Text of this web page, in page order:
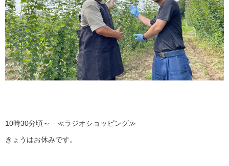
10時30分頃～ ≪ラジオショッピング≫
きょうはお休みです。